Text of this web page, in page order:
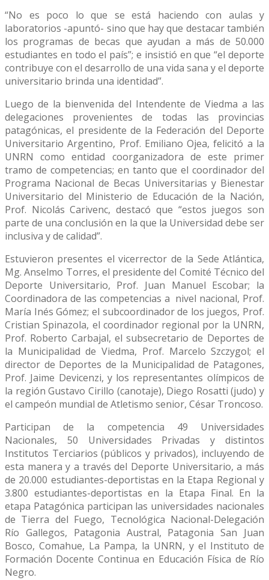
“No es poco lo que se está haciendo con aulas y
laboratorios -apuntó- sino que hay que destacar también
los programas de becas que ayudan a más de 50.000
estudiantes en todo el país”; e insistió en que “el deporte
contribuye con el desarrollo de una vida sana y el deporte
universitario brinda una identidad”.
Luego de la bienvenida del Intendente de Viedma a las
delegaciones provenientes de todas las provincias
patagónicas, el presidente de la Federación del Deporte
Universitario Argentino, Prof. Emiliano Ojea, felicitó a la
UNRN como entidad coorganizadora de este primer
tramo de competencias; en tanto que el coordinador del
Programa Nacional de Becas Universitarias y Bienestar
Universitario del Ministerio de Educación de la Nación,
Prof. Nicolás Carivenc, destacó que “estos juegos son
parte de una conclusión en la que la Universidad debe ser
inclusiva y de calidad”.
Estuvieron presentes el vicerrector de la Sede Atlántica,
Mg. Anselmo Torres, el presidente del Comité Técnico del
Deporte Universitario, Prof. Juan Manuel Escobar; la
Coordinadora de las competencias a nivel nacional, Prof.
María Inés Gómez; el subcoordinador de los juegos, Prof.
Cristian Spinazola, el coordinador regional por la UNRN,
Prof. Roberto Carbajal, el subsecretario de Deportes de
la Municipalidad de Viedma, Prof. Marcelo Szczygol; el
director de Deportes de la Municipalidad de Patagones,
Prof. Jaime Devicenzi, y los representantes olímpicos de
la región Gustavo Cirillo (canotaje), Diego Rosatti (judo) y
el campeón mundial de Atletismo senior, César Troncoso.
Participan de la competencia 49 Universidades
Nacionales, 50 Universidades Privadas y distintos
Institutos Terciarios (públicos y privados), incluyendo de
esta manera y a través del Deporte Universitario, a más
de 20.000 estudiantes-deportistas en la Etapa Regional y
3.800 estudiantes-deportistas en la Etapa Final. En la
etapa Patagónica participan las universidades nacionales
de Tierra del Fuego, Tecnológica Nacional-Delegación
Río Gallegos, Patagonia Austral, Patagonia San Juan
Bosco, Comahue, La Pampa, la UNRN, y el Instituto de
Formación Docente Continua en Educación Física de Río
Negro.